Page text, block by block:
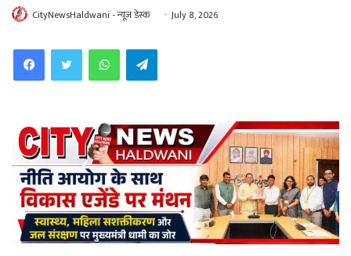
CityNewsHaldwani - न्यूज़ डेस्क July 8, 2026
WhatsAppTelegram